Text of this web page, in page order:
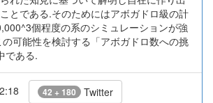
とである.そのためにはアボガドロ級の計
個程度の系のシミュレーションが強
可能性を検討する「アボガドロ数への挑
である.
42 + 180 Twitter